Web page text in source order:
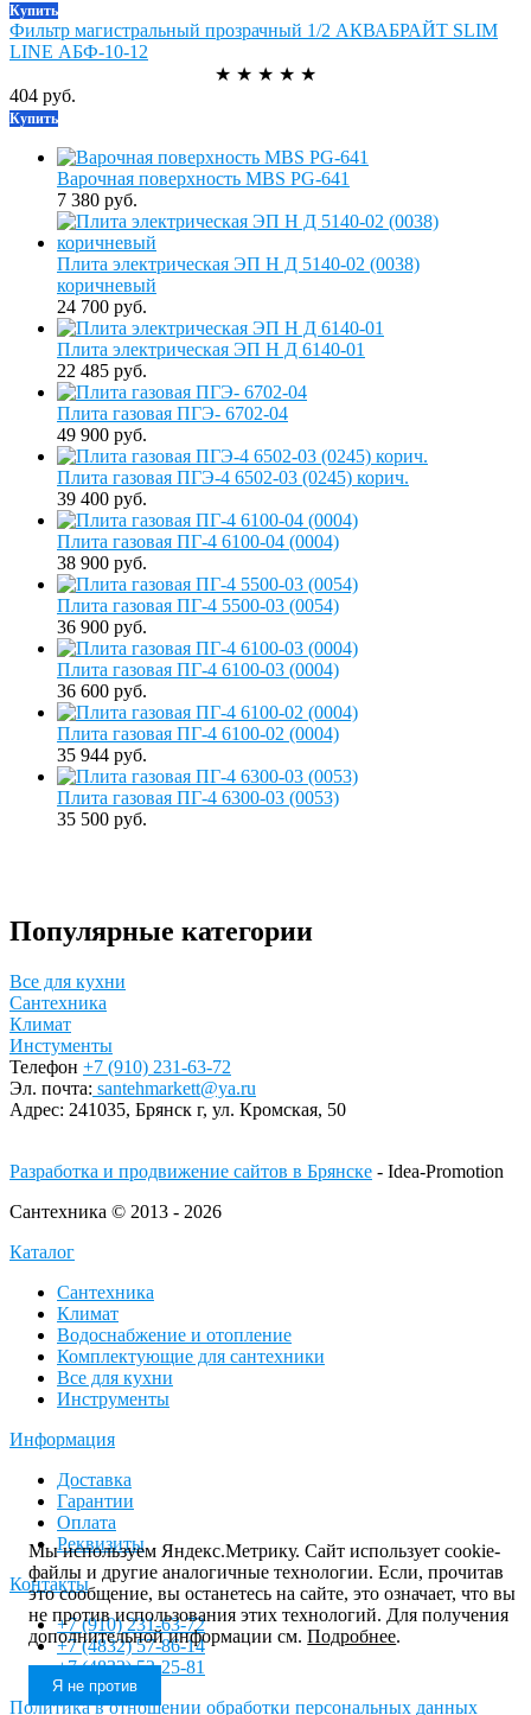
Купить
Фильтр магистральный прозрачный 1/2 АКВАБРАЙТ SLIM
LINE АБФ-10-12
★ ★ ★ ★ ★
404 руб.
Купить
Варочная поверхность MBS PG-641
7 380 руб.
Плита электрическая ЭП Н Д 5140-02 (0038)
коричневый
24 700 руб.
Плита электрическая ЭП Н Д 6140-01
22 485 руб.
Плита газовая ПГЭ- 6702-04
49 900 руб.
Плита газовая ПГЭ-4 6502-03 (0245) корич.
39 400 руб.
Плита газовая ПГ-4 6100-04 (0004)
38 900 руб.
Плита газовая ПГ-4 5500-03 (0054)
36 900 руб.
Плита газовая ПГ-4 6100-03 (0004)
36 600 руб.
Плита газовая ПГ-4 6100-02 (0004)
35 944 руб.
Плита газовая ПГ-4 6300-03 (0053)
35 500 руб.
Популярные категории
Все для кухни
Сантехника
Климат
Инстументы
Телефон +7 (910) 231-63-72
Эл. почта: santehmarkett@ya.ru
Адрес: 241035, Брянск г, ул. Кромская, 50
Разработка и продвижение сайтов в Брянске - Idea-Promotion
Сантехника © 2013 - 2026
Каталог
Сантехника
Климат
Водоснабжение и отопление
Комплектующие для сантехники
Все для кухни
Инструменты
Информация
Доставка
Гарантии
Оплата
Реквизиты
Контакты
+7 (910) 231-63-72
+7 (4832) 57-86-14
+7 (4832) 52-25-81
Политика в отношении обработки персональных данных
Мы используем Яндекс.Метрику. Сайт использует cookie-
файлы и другие аналогичные технологии. Если, прочитав
это сообщение, вы останетесь на сайте, это означает, что вы
не против использования этих технологий. Для получения
дополнительной информации см.Подробнее.
Я не против